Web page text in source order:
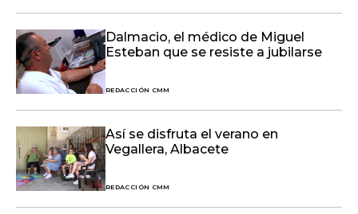
Dalmacio, el médico de Miguel
Esteban que se resiste a jubilarse
REDACCIÓN CMM
Así se disfruta el verano en
Vegallera, Albacete
REDACCIÓN CMM